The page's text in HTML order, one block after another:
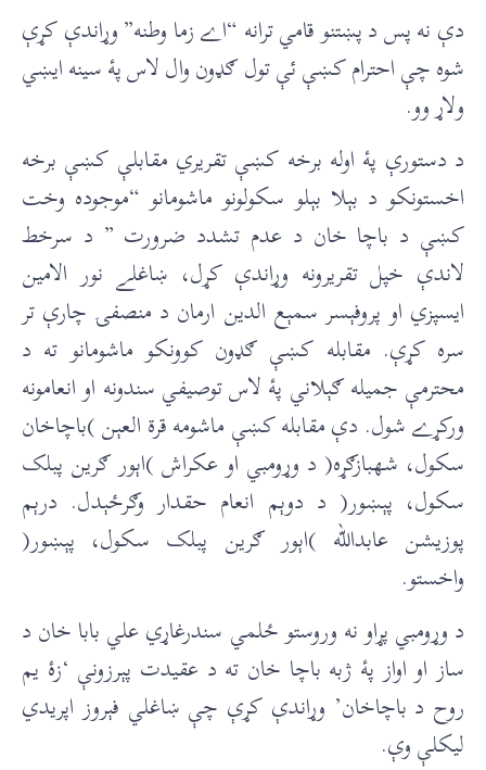
دې نه پس د پښتنو قامي ترانه “اے زما وطنه” وړاندې کړې
شوه چې احترام کښې ئې تول ګډون وال لاس پۀ سینه ایښي
ولاړ وو.
د دستورې پۀ اوله برخه کښې تقريري مقابلې کښې برخه
اخستونکو د بېلا بېلو سکولونو ماشومانو “موجوده وخت
کښې د باچا خان د عدم تشدد ضرورت ” د سرخط
لاندې خپل تقريرونه وړاندې کړل، ښاغلے نور الامین
ایسپزي او پروفېسر سمېع الدين ارمان د منصفۍ چارې تر
سره کړې. مقابله کښې ګډون کوونکو ماشومانو ته د
محترمې جميله ګېلاني پۀ لاس توصيفي سندونه او انعامونه
ورکړے شول. دې مقابله کښې ماشومه قرة العېن )باچاخان
سکول، شهبازګړه( د وړومبي او عکراش )اېور ګرین پبلک
سکول، پېښور( د دوېم انعام حقدار وګرځېدل. درېم
پوزیشن عابدالله )اېور ګرین پبلک سکول، پېښور(
واخستو.
د وړومبي پړاو نه وروستو ځلمي سندرغاړي علي بابا خان د
ساز او اواز پۀ ژبه باچا خان ته د عقيدت پېرزونې ‘زۀ یم
روح د باچاخان’ وړاندې کړې چې ښاغلي فېروز اپریدي
لیکلې وې.